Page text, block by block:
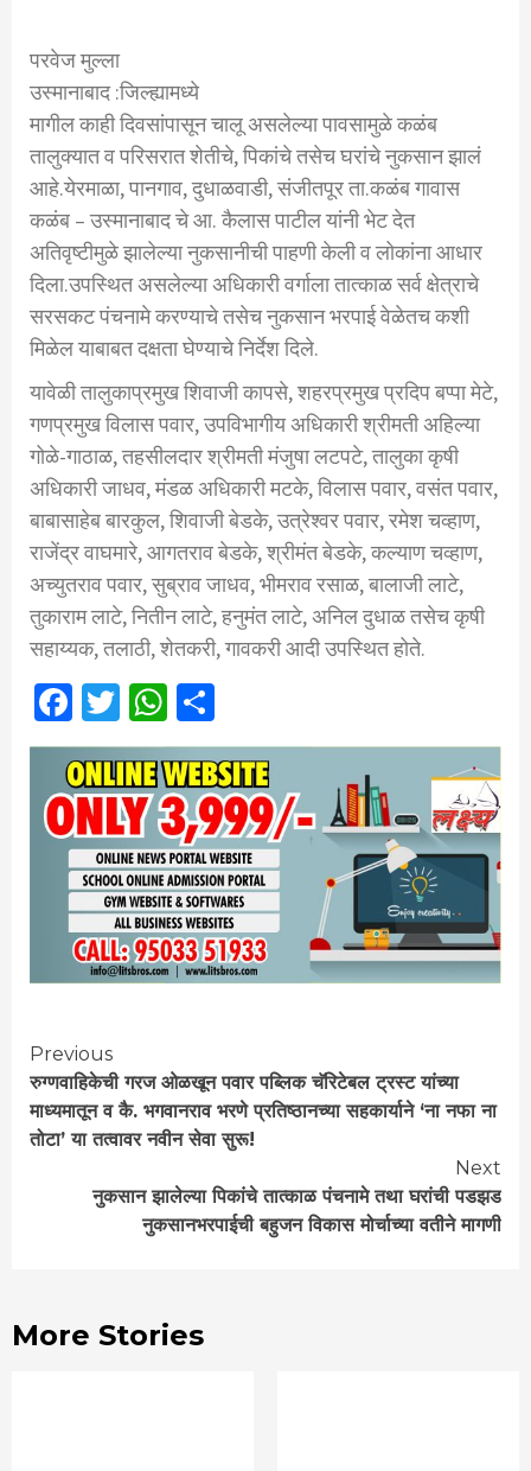
परवेज मुल्ला
उस्मानाबाद :जिल्ह्यामध्ये
मागील काही दिवसांपासून चालू असलेल्या पावसामुळे कळंब
तालुक्यात व परिसरात शेतीचे, पिकांचे तसेच घरांचे नुकसान झालं
आहे.येरमाळा, पानगाव, दुधाळवाडी, संजीतपूर ता.कळंब गावास
कळंब – उस्मानाबाद चे आ. कैलास पाटील यांनी भेट देत
अतिवृष्टीमुळे झालेल्या नुकसानीची पाहणी केली व लोकांना आधार
दिला.उपस्थित असलेल्या अधिकारी वर्गाला तात्काळ सर्व क्षेत्राचे
सरसकट पंचनामे करण्याचे तसेच नुकसान भरपाई वेळेतच कशी
मिळेल याबाबत दक्षता घेण्याचे निर्देश दिले.
यावेळी तालुकाप्रमुख शिवाजी कापसे, शहरप्रमुख प्रदिप बप्पा मेटे,
गणप्रमुख विलास पवार, उपविभागीय अधिकारी श्रीमती अहिल्या
गोळे-गाठाळ, तहसीलदार श्रीमती मंजुषा लटपटे, तालुका कृषी
अधिकारी जाधव, मंडळ अधिकारी मटके, विलास पवार, वसंत पवार,
बाबासाहेब बारकुल, शिवाजी बेडके, उत्रेश्वर पवार, रमेश चव्हाण,
राजेंद्र वाघमारे, आगतराव बेडके, श्रीमंत बेडके, कल्याण चव्हाण,
अच्युतराव पवार, सुब्राव जाधव, भीमराव रसाळ, बालाजी लाटे,
तुकाराम लाटे, नितीन लाटे, हनुमंत लाटे, अनिल दुधाळ तसेच कृषी
सहाय्यक, तलाठी, शेतकरी, गावकरी आदी उपस्थित होते.
Facebook
TwitterWhatsApp
Continue
Reading
Previous
रुग्णवाहिकेची गरज ओळखून पवार पब्लिक चॅरिटेबल ट्रस्ट यांच्या
माध्यमातून व कै. भगवानराव भरणे प्रतिष्ठानच्या सहकार्याने ‘ना नफा ना
तोटा’ या तत्वावर नवीन सेवा सुरू!
Next
नुकसान झालेल्या पिकांचे तात्काळ पंचनामे तथा घरांची पडझड
नुकसानभरपाईची बहुजन विकास मोर्चाच्या वतीने मागणी
More Stories